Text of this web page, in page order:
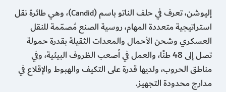
إليوشن، تعرف في حلف الناتو باسم (Candid)، وهي طائرة نقل
استراتيجية متعددة المهام، روسية الصنع مُصمّمة للنقل
العسكري وشحن الأحمال والمعدات الثقيلة بقدرة حمولة
تصل إلى 48 طنًا، والعمل في أصعب الظروف البيئية، وفي
مناطق الحروب، ولديها قدرة على التكيف والهبوط والإقلاع في
مدارج محدودة التجهيز.